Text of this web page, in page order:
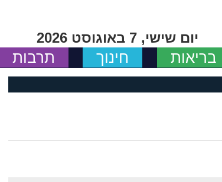
יום שישי, 7 באוגוסט 2026
בריאות חינוך תרבות